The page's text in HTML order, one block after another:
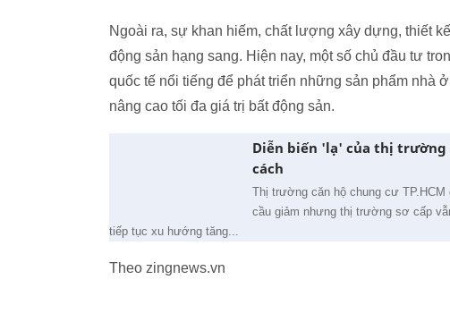
Ngoài ra, sự khan hiếm, chất lượng xây dựng, thiết
động sản hạng sang. Hiện nay, một số chủ đầu tư
quốc tế nổi tiếng để phát triển những sản phẩm nhà
nâng cao tối đa giá trị bất động sản.
Diễn biến 'lạ' của thị trường
cách
Thị trường căn hộ chung cư
cầu giảm nhưng thị trường sơ cấp
tiếp tục xu hướng tăng...
Theo zingnews.vn